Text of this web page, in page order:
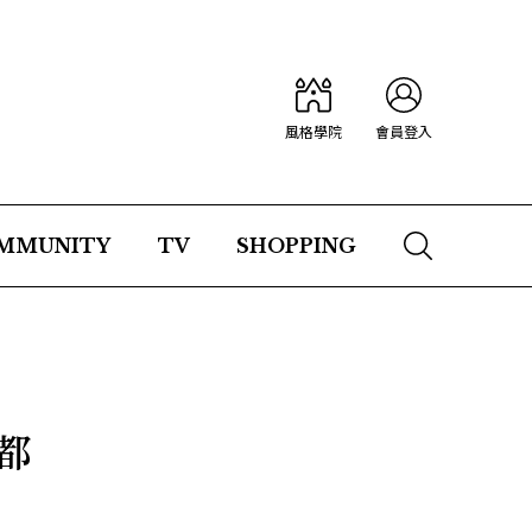
風格學院 會員登入
TV SHOPPING